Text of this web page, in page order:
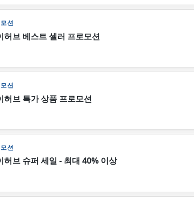
션
허브 베스트 셀러 프로모션
션
허브 특가 상품 프로모션
션
허브 슈퍼 세일 - 최대 40% 이상